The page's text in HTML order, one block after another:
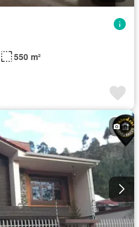
550 m²